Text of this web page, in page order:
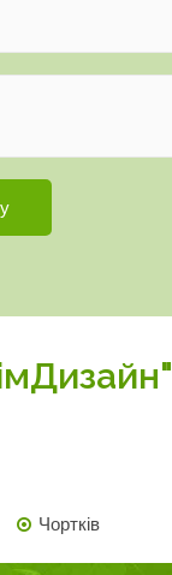
Чортків